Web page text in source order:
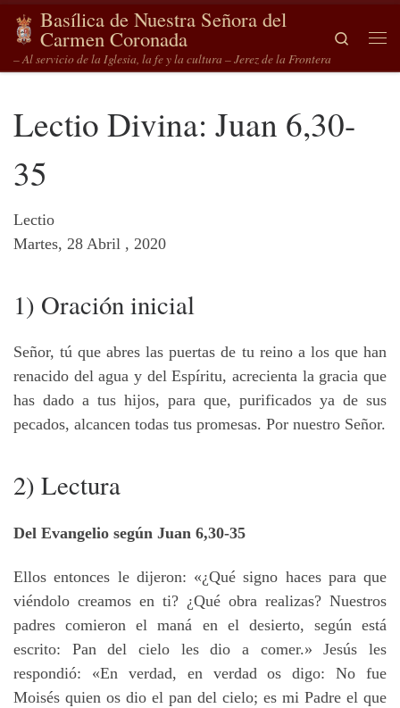
Saltar al contenido
Basílica de Nuestra Señora del
Carmen Coronada
– Al servicio de la Iglesia, la fe y la cultura – Jerez de la Frontera
Search
Lectio Divina: Juan 6,30-
35
Lectio
Martes, 28 Abril , 2020
1) Oración inicial
Señor, tú que abres las puertas de tu reino a los que han
renacido del agua y del Espíritu, acrecienta la gracia que
has dado a tus hijos, para que, purificados ya de sus
pecados, alcancen todas tus promesas. Por nuestro Señor.
2) Lectura
Del Evangelio según Juan 6,30-35
Ellos entonces le dijeron: «¿Qué signo haces para que
viéndolo creamos en ti? ¿Qué obra realizas? Nuestros
padres comieron el maná en el desierto, según está
escrito: Pan del cielo les dio a comer.» Jesús les
respondió: «En verdad, en verdad os digo: No fue
Moisés quien os dio el pan del cielo; es mi Padre el que